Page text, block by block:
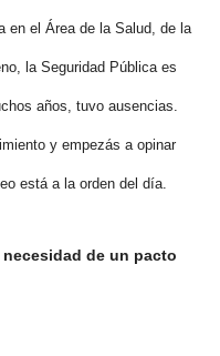
en el Área de la Salud, de la
la Seguridad Pública es
años, tuvo ausencias.
y empezás a opinar
está a la orden del día.
de un pacto